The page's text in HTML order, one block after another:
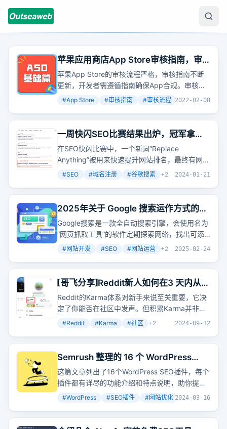
苹果应用商店App Store审核指南，审
核流程
苹果App Store的审核流程严格，审核指南不断
更新，开发者需遵循指南确保App合规。审核被
拒常见原因包括元数据不准确、App完成度不足
核。
#App Store #审核指南 #审核流程 +2
2022-02-08
一周快闪SEO比赛结果出炉，冠军拿到
了哥飞发出的666元现金奖励
在SEO快闪比赛中，一个新词“Replace
Anything”被用来快速提升网站排名，最终有网站
达到了谷歌首页第四名。
#SEO #域名注册 #谷歌搜索 +2 2024-01-21
2025年关于 Google 搜索运作方式的深
度指南
Google搜索是一款全自动搜索引擎，会使用名为
“网页抓取工具”的软件定期探索网络，找出可添
加到Google索引中的网页。本文档从网站的角度
些基础知识可以帮助您解决抓取问题、让您的网
页编入索引，并且了解如何优化您的网站在
Google搜索结果中的呈现效果。
#网站开发 #SEO #网站运营 +2 2025-02-24
【哥飞分享】Reddit新人如何在3 天内从负
数到 300+ Karma
Reddit的Karma体系对新手来说至关重要，它决
定了你能否在社区中发声。但积累Karma并非易
事，直到发现在'鹦鹉板块'发帖能快速提升
#Reddit #Karma #社区 +2 2024-09-12
Semrush 整理的 16 个 WordPress
SEO 插件 2024 版
这篇文章列出了16个WordPress SEO插件，每个
插件都有详尽的功能介绍和特点说明，助你提升
网站SEO表现。但这么多工具，究竟哪个最适合
#WordPress #SEO插件 #网站优化 +2
2024-03-16